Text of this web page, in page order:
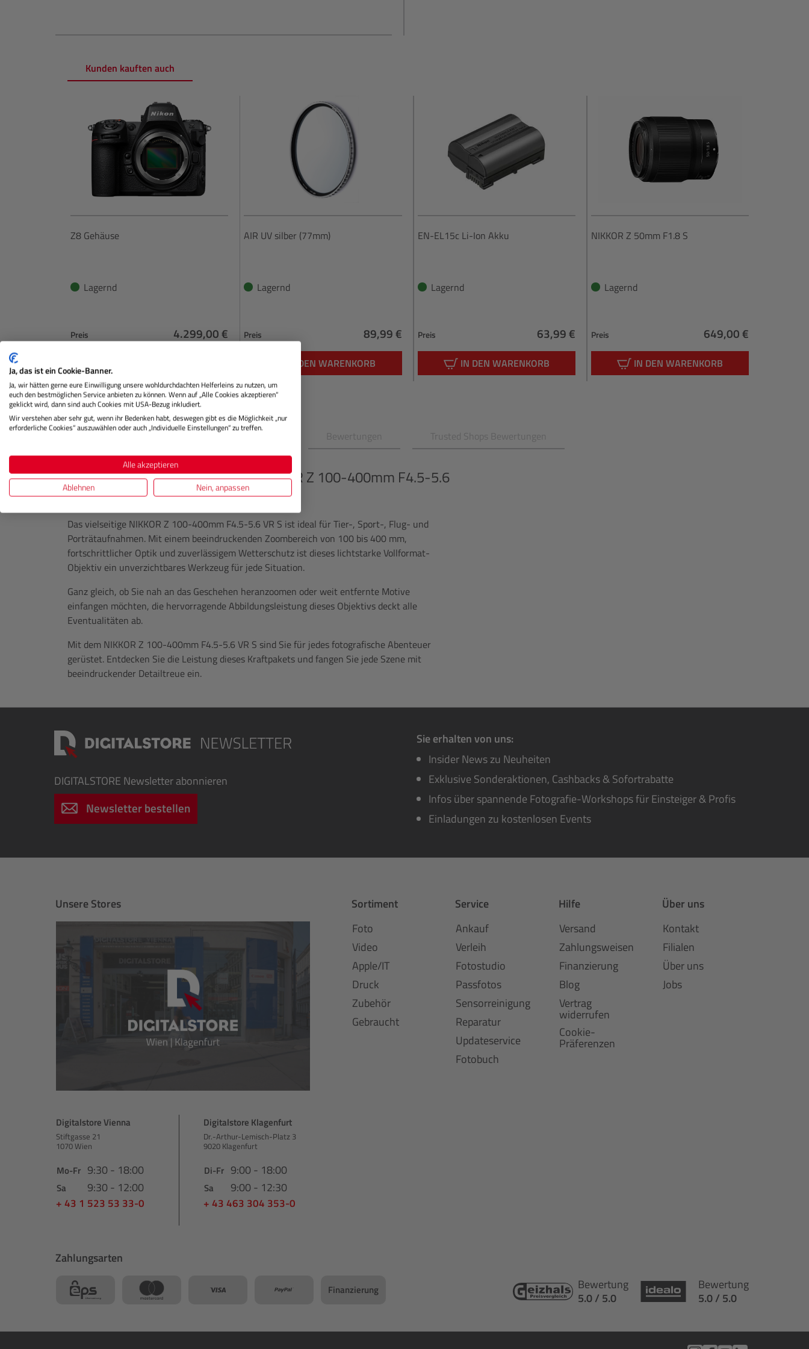
Kunden kauften auch
Z8 Gehäuse
Lagernd
Preis 4.299,00 €
AIR UV silber (77mm)
Lagernd
Preis
Regulärer Preis:
89,99 €
IN DEN WARENKORB
EN-EL15c Li-Ion Akku
Lagernd
Preis
Regulärer Preis:
63,99 €
IN DEN WARENKORB
NIKKOR Z 50mm F1.8 S
Lagernd
Preis
Regulärer Preis:
649,00 €
IN DEN WARENKORB
Herstellerinformationen Bewertungen Trusted Shops Bewertungen
Produktinformationen "NIKONNIKKOR Z 100-400mm F4.5-5.6
VR S"
Das vielseitige NIKKOR Z 100-400mm F4.5-5.6 VR S ist ideal für Tier-, Sport-, Flug- und
Porträtaufnahmen. Mit einem beeindruckenden Zoombereich von 100 bis 400 mm,
fortschrittlicher Optik und zuverlässigem Wetterschutz ist dieses lichtstarke Vollformat-
Objektiv ein unverzichtbares Werkzeug für jede Situation.
Ganz gleich, ob Sie nah an das Geschehen heranzoomen oder weit entfernte Motive
einfangen möchten, die hervorragende Abbildungsleistung dieses Objektivs deckt alle
Eventualitäten ab.
Mit dem NIKKOR Z 100-400mm F4.5-5.6 VR S sind Sie für jedes fotografische Abenteuer
gerüstet. Entdecken Sie die Leistung dieses Kraftpakets und fangen Sie jede Szene mit
beeindruckender Detailtreue ein.
DIGITALSTORE Newsletter abonnieren
Newsletter bestellen
Sie erhalten von uns:
Insider News zu Neuheiten
Exklusive Sonderaktionen, Cashbacks & Sofortrabatte
Infos über spannende Fotografie-Workshops für Einsteiger & Profis
Einladungen zu kostenlosen Events
Unsere Stores
Digitalstore Vienna
Stiftgasse 21
1070 Wien
Mo-Fr 9:30 - 18:00
Sa 9:30 - 12:00
+ 43 1 523 53 33-0
Digitalstore Klagenfurt
Dr.-Arthur-Lemisch-Platz 3
9020 Klagenfurt
Di-Fr 9:00 - 18:00
Sa 9:00 - 12:30
+ 43 463 304 353-0
Sortiment
Foto
Video
Apple/IT
Druck
Zubehör
Gebraucht
Service
Ankauf
Verleih
Fotostudio
Passfotos
Sensorreinigung
Reparatur
Updateservice
Fotobuch
Hilfe
Versand
Zahlungsweisen
Finanzierung
Blog
Vertrag
widerrufen
Cookie-
Präferenzen
Über uns
Kontakt
Filialen
Über uns
Jobs
Zahlungsarten
Finanzierung
Bewertung
5.0 / 5.0
Bewertung
5.0 / 5.0
Ja, das ist ein Cookie-Banner.
Ja, wir hätten gerne eure Einwilligung unsere wohldurchdachten Helferleins zu nutzen, um
euch den bestmöglichen Service anbieten zu können. Wenn auf „Alle Cookies akzeptieren“
geklickt wird, dann sind auch Cookies mit USA-Bezug inkludiert.
Wir verstehen aber sehr gut, wenn ihr Bedenken habt, deswegen gibt es die Möglichkeit „nur
erforderliche Cookies“ auszuwählen oder auch „Individuelle Einstellungen“ zu treffen.
Alle akzeptieren
Ablehnen
Nein, anpassen